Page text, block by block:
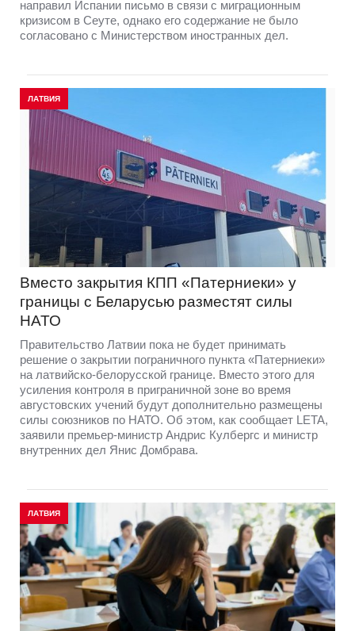
направил Испании письмо в связи с миграционным
кризисом в Сеуте, однако его содержание не было
согласовано с Министерством иностранных дел.
ЛАТВИЯ
Вместо закрытия КПП «Патерниеки» у
границы с Беларусью разместят силы
НАТО
Правительство Латвии пока не будет принимать
решение о закрытии пограничного пункта «Патерниеки»
на латвийско-белорусской границе. Вместо этого для
усиления контроля в приграничной зоне во время
августовских учений будут дополнительно размещены
силы союзников по НАТО. Об этом, как сообщает LETA,
заявили премьер-министр Андрис Кулбергс и министр
внутренних дел Янис Домбрава.
ЛАТВИЯ